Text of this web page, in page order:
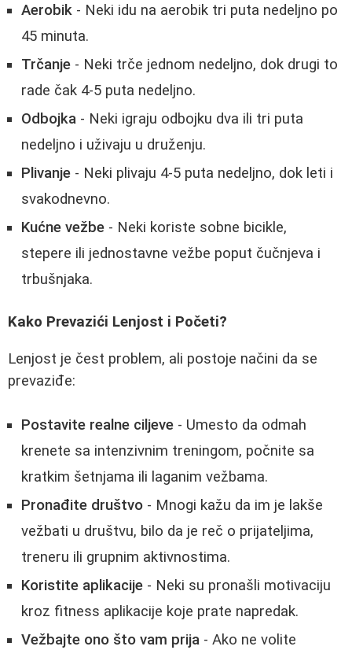
Aerobik - Neki idu na aerobik tri puta nedeljno po
45 minuta.
Trčanje - Neki trče jednom nedeljno, dok drugi to
rade čak 4-5 puta nedeljno.
Odbojka - Neki igraju odbojku dva ili tri puta
nedeljno i uživaju u druženju.
Plivanje - Neki plivaju 4-5 puta nedeljno, dok leti i
svakodnevno.
Kućne vežbe - Neki koriste sobne bicikle,
stepere ili jednostavne vežbe poput čučnjeva i
trbušnjaka.
Kako Prevazići Lenjost i Početi?
Lenjost je čest problem, ali postoje načini da se
prevaziđe:
Postavite realne ciljeve - Umesto da odmah
krenete sa intenzivnim treningom, počnite sa
kratkim šetnjama ili laganim vežbama.
Pronađite društvo - Mnogi kažu da im je lakše
vežbati u društvu, bilo da je reč o prijateljima,
treneru ili grupnim aktivnostima.
Koristite aplikacije - Neki su pronašli motivaciju
kroz fitness aplikacije koje prate napredak.
Vežbajte ono što vam prija - Ako ne volite